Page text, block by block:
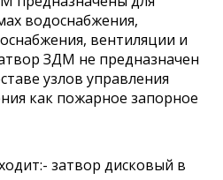
водоснабжения,
вентиляции и
ЗДМ не предназначен
узлов управления
как пожарное запорное
затвор дисковый в